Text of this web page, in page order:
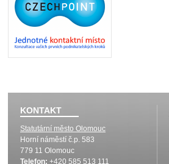
KONTAKT
Statutární město Olomouc
Horní náměstí č.p. 583
779 11 Olomouc
Telefon: +420 585 513 111